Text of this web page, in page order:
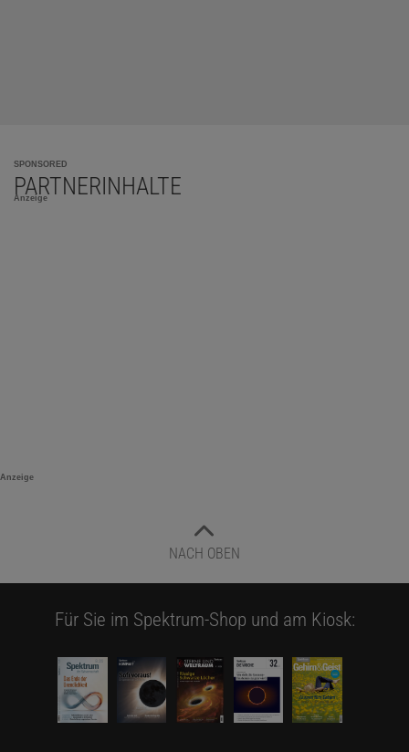
SPONSORED
PARTNERINHALTE
Anzeige
Anzeige
NACH OBEN
Für Sie im Spektrum-Shop und am Kiosk: